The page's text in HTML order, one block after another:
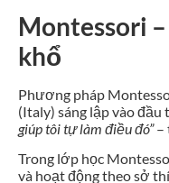
Montessori
khổ
Phương pháp
(Italy) sáng lập vào đầu
giúp tôi tự làm điều đó”–
Trong lớp học
và hoạt động theo sở